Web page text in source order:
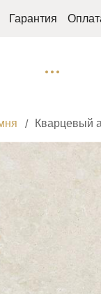
Гарантия
Кварцевый